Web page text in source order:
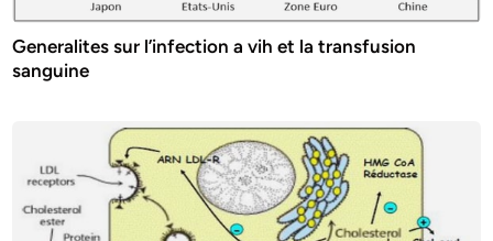
Generalites sur l’infection a vih et la transfusion
sanguine